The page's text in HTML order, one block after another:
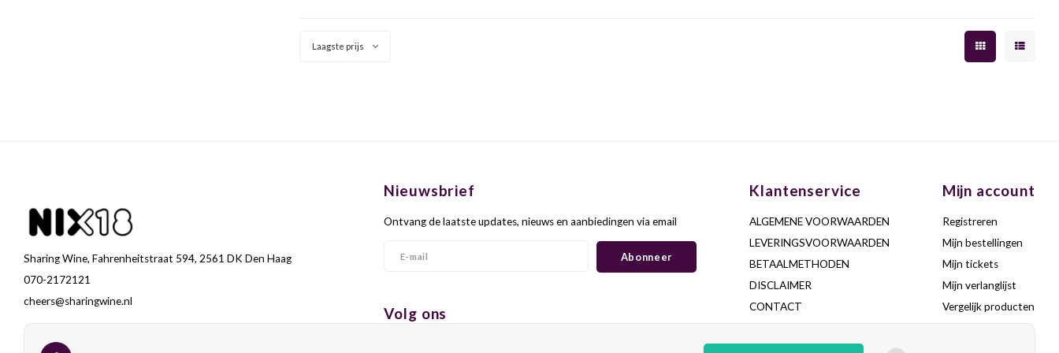
finesse en complexiteit.
Laagste prijs
Sharing Wine, Fahrenheitstraat 594, 2561 DK Den Haag
070-2172121
cheers@sharingwine.nl
Nieuwsbrief
Ontvang de laatste updates, nieuws en aanbiedingen via email
Abonneer
Volg ons
Klantenservice
ALGEMENE VOORWAARDEN
LEVERINGSVOORWAARDEN
BETAALMETHODEN
DISCLAIMER
CONTACT
Mijn account
Registreren
Mijn bestellingen
Mijn tickets
Mijn verlanglijst
Vergelijk producten